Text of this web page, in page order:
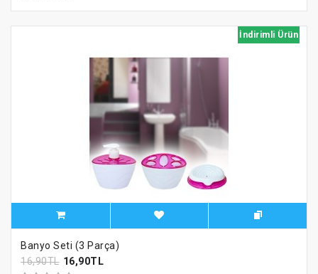
İndirimli Ürün
Banyo Seti (3 Parça)
16,90TL 16,90TL